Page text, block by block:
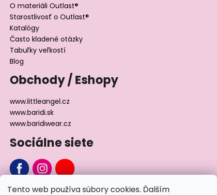
Tento web používa súbory cookies. Ďalším
O materiáli Outlast®
Starostlivosť o Outlast®
Katalógy
Často kladené otázky
Tabuľky veľkostí
Blog
Obchody / Eshopy
www.littleangel.cz
www.baridi.sk
www.baridiwear.cz
Sociálne siete